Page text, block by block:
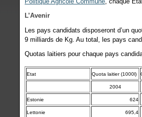
L’Avenir
Les pays candidats disposeront d’un
9 milliards de Kg. Au total, les pays
Quotas laitiers pour chaque pays
Etat Quota laitier (1000l)
2004
Estonie 624
Lettonie 695,4